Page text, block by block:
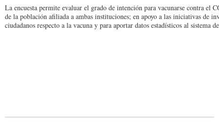
La encuesta permite evaluar el grado de intención para vacunarse contra el
de la población afiliada a ambas instituciones; en apoyo a las iniciativas de
ciudadanos respecto a la vacuna y para aportar datos estadísticos al sistema